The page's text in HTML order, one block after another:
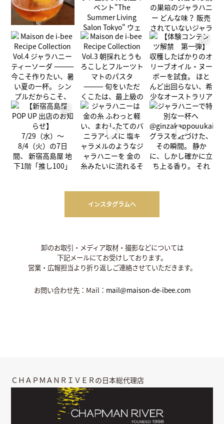
インスタグラムへ
卸のお取引・メディア取材・撮影などについては
下記メールにてお受けしております。
営業・広報担当より折り返しご連絡させていただきます。
お問い合わせ先：Mail： mail@maison-de-ibee.com
ＣＨＡＰＭＡＮＲＩＶＥＲの日本総代理店